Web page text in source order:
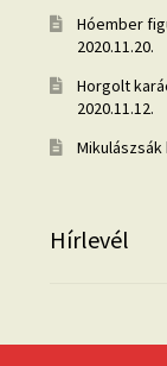
Hóember
2020.11.20.
Horgolt
2020.11.12.
Hírlevél